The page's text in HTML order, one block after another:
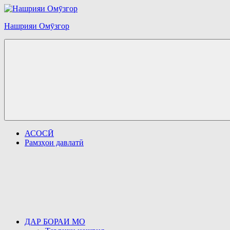
Перейти
содержимому
Нашрияи Омӯзгор
АСОСӢ
Рамзҳои давлатӣ
ДАР БОРАИ МО